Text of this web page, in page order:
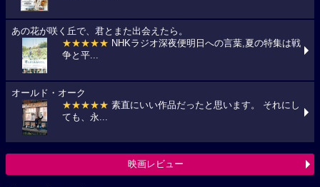
あの花が咲く丘で、君とまた出会えたら。
★★★★★ NHKラジオ深夜便明日への言葉,夏の特集は戦
争と平...
オールド・オーク
★★★★★ 素直にいい作品だったと思います。 それにし
ても、永...
映画レビュー